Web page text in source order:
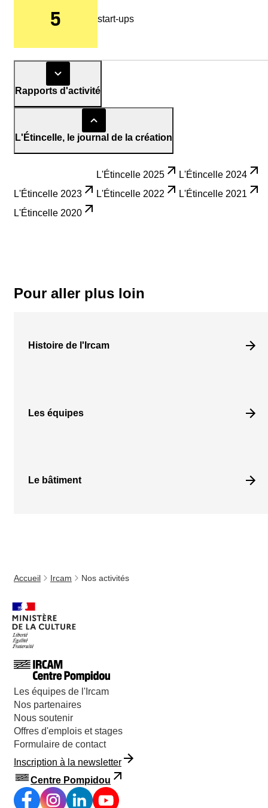
5 start-ups
Rapports d'activité
L'Étincelle, le journal de la création
L'Étincelle 2025
L'Étincelle 2024
L'Étincelle 2023
L'Étincelle 2022
L'Étincelle 2021
L'Étincelle 2020
Pour aller plus loin
Histoire de l'Ircam
Les équipes
Le bâtiment
Accueil Ircam Nos activités
Les équipes de l'Ircam
Nos partenaires
Nous soutenir
Offres d'emplois et stages
Formulaire de contact
Inscription à la newsletter
Centre Pompidou